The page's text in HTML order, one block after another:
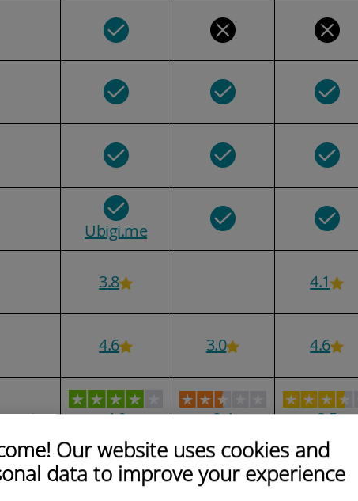
Our website uses cookies and
data to improve your experience
Ubigi.me
3.8 4.1
4.6 3.0 4.6
） 4.0 2.4 3.5